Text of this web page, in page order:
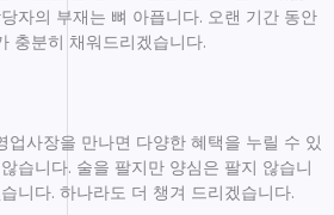
자의 부재는 뼈 아픕니다. 오랜 기간 동안
충분히 채워드리겠습니다.
업사장을 만나면 다양한 혜택을 누릴 수 있
습니다. 술을 팔지만 양심은 팔지 않습니
니다. 하나라도 더 챙겨 드리겠습니다.